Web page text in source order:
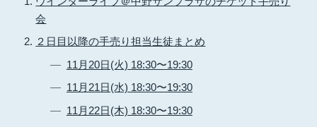
会
２日目以降の手売り担当生徒まとめ
11月20日(火) 18:30〜19:30
11月21日(水) 18:30〜19:30
11月22日(木) 18:30〜19:30